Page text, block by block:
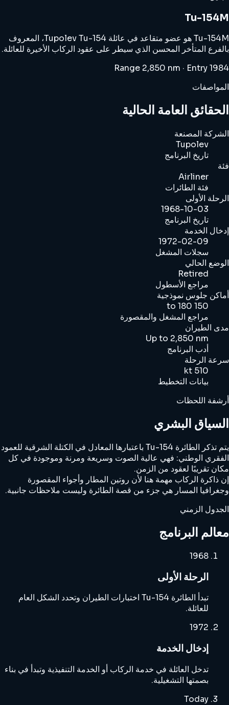
Tu-154M
Tu-154M هو عضو متقاعد في عائلة Tupolev Tu-154، المعروف
بالفرع المتأخر المحسن الذي سيطر على عقود الركاب الأخيرة للعائلة.
Range 2,850 nm · Entry 1984
المواصفات
الحقائق العامة الحالية
الشركة المصنعة
Tupolev
تاريخ البرنامج
فئة
Airliner
فئة الطائرات
الرحلة الأولى
1968-10-03
تاريخ البرنامج
إدخال الخدمة
1972-02-09
سجلات المشغل
الوضع الحالي
Retired
مراجع الأسطول
أماكن جلوس نموذجية
150 to 180
مراجع المشغل والمقصورة
مدى الطيران
Up to 2,850 nm
أدب البرنامج
سرعة الرحلة
510 kt
بيانات التخطيط
أرشفة اللحظات
السياق البشري
يتم تذكر الطائرة Tu-154 باعتبارها المعادل في الكتلة الشرقية للعمود
الفقري الوطني: فهي عالية الصوت وسريعة ومرنة وموجودة في كل
مكان تقريبًا لعقود من الزمن.
إن ذاكرة الركاب مهمة هنا لأن روتين المطار وأجواء المقصورة
وجغرافيا المسار هي جزء من قصة الطائرة وليست ملاحظات جانبية.
الجدول الزمني
معالم البرنامج
1968
الرحلة الأولى
تبدأ الطائرة Tu-154 اختبارات الطيران وتحدد الشكل العام
للعائلة.
1972
إدخال الخدمة
تدخل العائلة في خدمة الركاب أو الخدمة التنفيذية وتبدأ في بناء
بصمتها التشغيلية.
Today